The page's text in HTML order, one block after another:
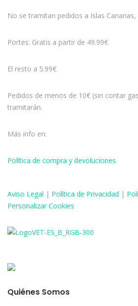
No se tramitan pedidos a Islas
Portes: Gratis a partir de 49.99€
El resto a 5.99€
Pedidos de menos de 10€ (sin contar
tramitarán.
Más info en:
Política de compra y devoluciones
Aviso Legal | Política de Privacidad |
Personalizar Cookies
Quiénes Somos